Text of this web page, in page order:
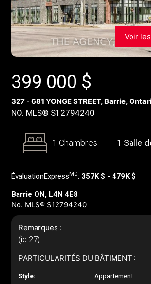
Voir
399 000 $
327 - 681 YONGE STREET, Barrie,
NO. MLS® S12794240
1 Chambres 1 Salle
ÉvaluationExpress MC: 357K $ - 479K $
Barrie ON, L4N 4E8
No. MLS® S12794240
Remarques :
(id:27)
PARTICULARITÉS DU BÂTIMENT :
Style:
Appartement